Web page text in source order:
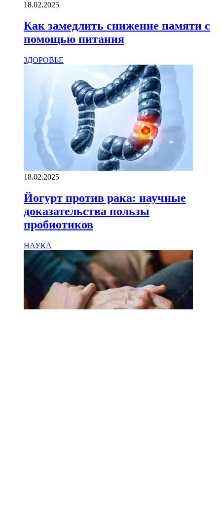
18.02.2025
Как замедлить снижение памяти с
помощью питания
ЗДОРОВЬЕ
18.02.2025
Йогурт против рака: научные
доказательства пользы
пробиотиков
НАУКА